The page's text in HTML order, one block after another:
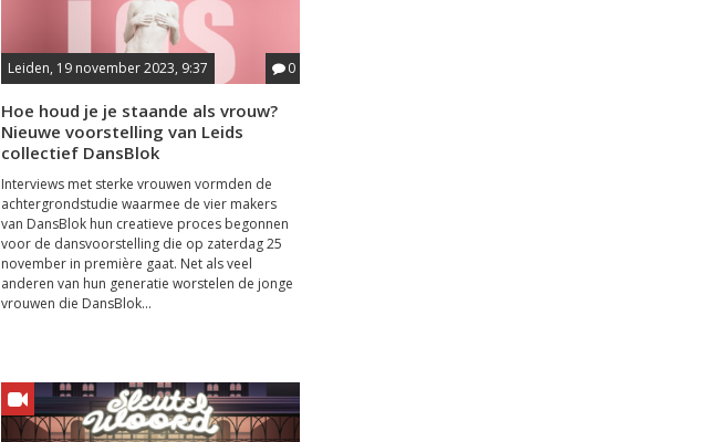
Leiden, 19 november 2023, 9:37 0
Hoe houd je je staande als vrouw?
Nieuwe voorstelling van Leids
collectief DansBlok
Interviews met sterke vrouwen vormden de
achtergrondstudie waarmee de vier makers
van DansBlok hun creatieve proces begonnen
voor de dansvoorstelling die op zaterdag 25
november in première gaat. Net als veel
anderen van hun generatie worstelen de jonge
vrouwen die DansBlok...